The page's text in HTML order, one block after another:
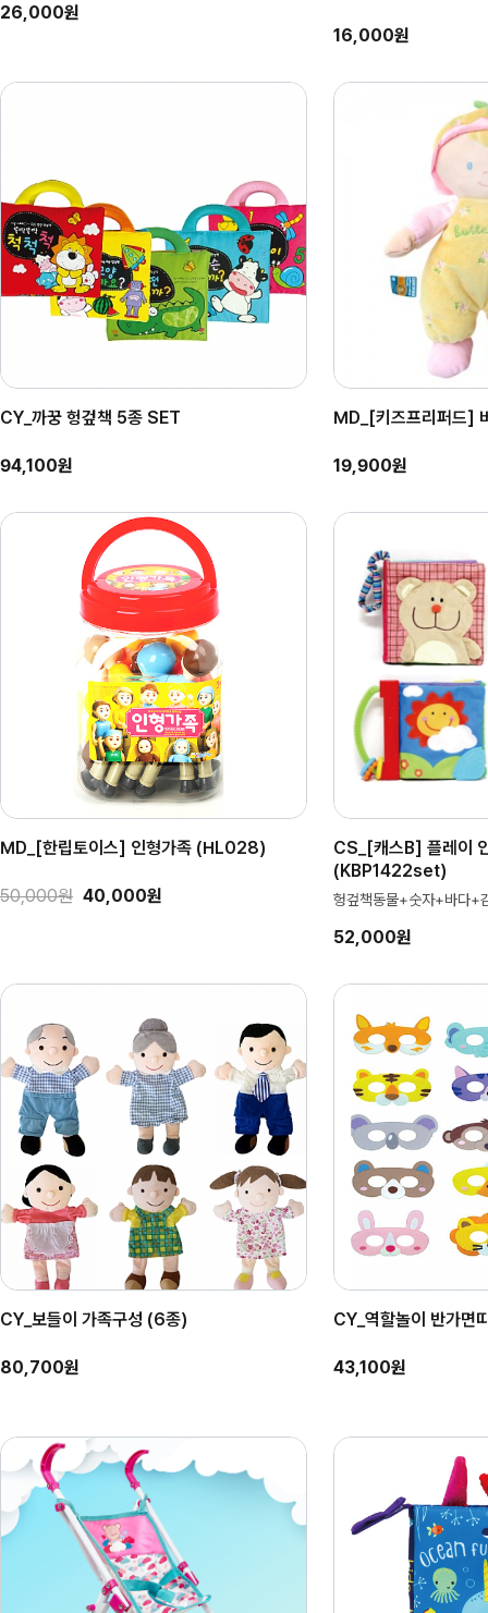
26,000원
16,000원
CY_까꿍 헝겊책 5종 SET
94,100원
MD_[키즈프리퍼드]
19,900원
MD_[한립토이스] 인형가족 (HL028)
50,000원 40,000원
CS_[캐스B] 플레이
(KBP1422set)
헝겊책동물+숫자+바다+
52,000원
CY_보들이 가족구성 (6종)
80,700원
CY_역할놀이 반가면
43,100원